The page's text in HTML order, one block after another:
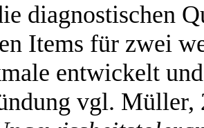
diagnostischen
Items für zwei
entwickelt
vgl. Müller,